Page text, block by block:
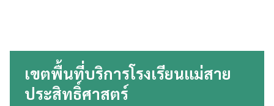
เขตพื้นที่บริการโรงเรียนแม่สาย
ประสิทธิ์ศาสตร์